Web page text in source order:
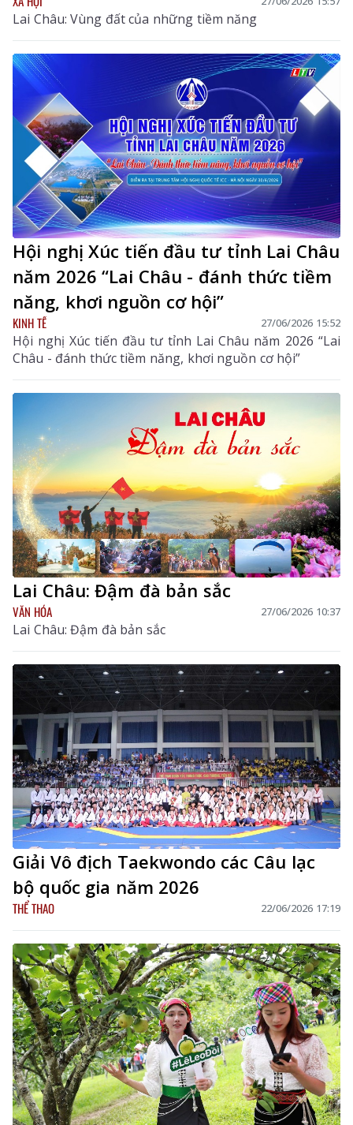
Lai Châu: Vùng đất của những tiềm năng
Hội nghị Xúc tiến đầu tư tỉnh Lai Châu
năm 2026 “Lai Châu - đánh thức tiềm
năng, khơi nguồn cơ hội”
KINH TẾ 27/06/2026 15:52
Hội nghị Xúc tiến đầu tư tỉnh Lai Châu năm 2026 “Lai
Châu - đánh thức tiềm năng, khơi nguồn cơ hội”
Lai Châu: Đậm đà bản sắc
VĂN HÓA 27/06/2026 10:37
Lai Châu: Đậm đà bản sắc
Giải Vô địch Taekwondo các Câu lạc
bộ quốc gia năm 2026
THỂ THAO 22/06/2026 17:19